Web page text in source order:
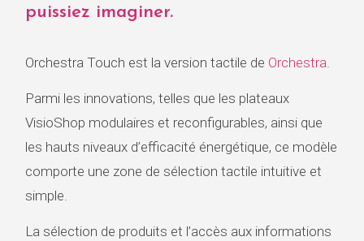
puissiez imaginer.
Orchestra Touch est la version tactile de Orchestra
Parmi les innovations, telles que les plateaux
VisioShop modulaires et reconfigurables, ainsi que
les hauts niveaux d’efficacité énergétique, ce modèle
comporte une zone de sélection tactile intuitive et
simple.
La sélection de produits et l’accès aux informations